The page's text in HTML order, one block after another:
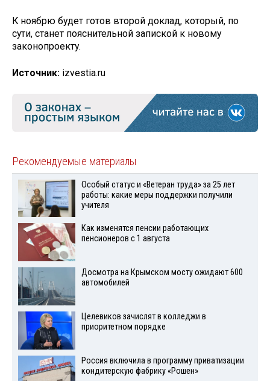
К ноябрю будет готов второй доклад, который, по
сути, станет пояснительной запиской к новому
законопроекту.
Источник: izvestia.ru
Рекомендуемые материалы
Особый статус и «Ветеран труда» за 25 лет
работы: какие меры поддержки получили
учителя
Как изменятся пенсии работающих
пенсионеров с 1 августа
Досмотра на Крымском мосту ожидают 600
автомобилей
Целевиков зачислят в колледжи в
приоритетном порядке
Россия включила в программу приватизации
кондитерскую фабрику «Рошен»